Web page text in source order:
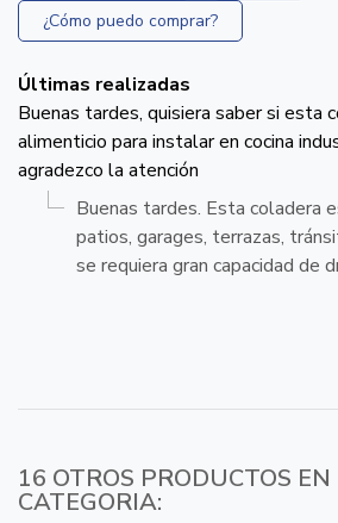
¿Cómo puedo comprar?
Últimas realizadas
Buenas tardes, quisiera saber si esta
alimenticio para instalar en cocina
agradezco la atención
Buenas tardes. Esta coladera
patios, garages, terrazas,
se requiera gran capacidad de
16 OTROS PRODUCTOS
CATEGORIA: